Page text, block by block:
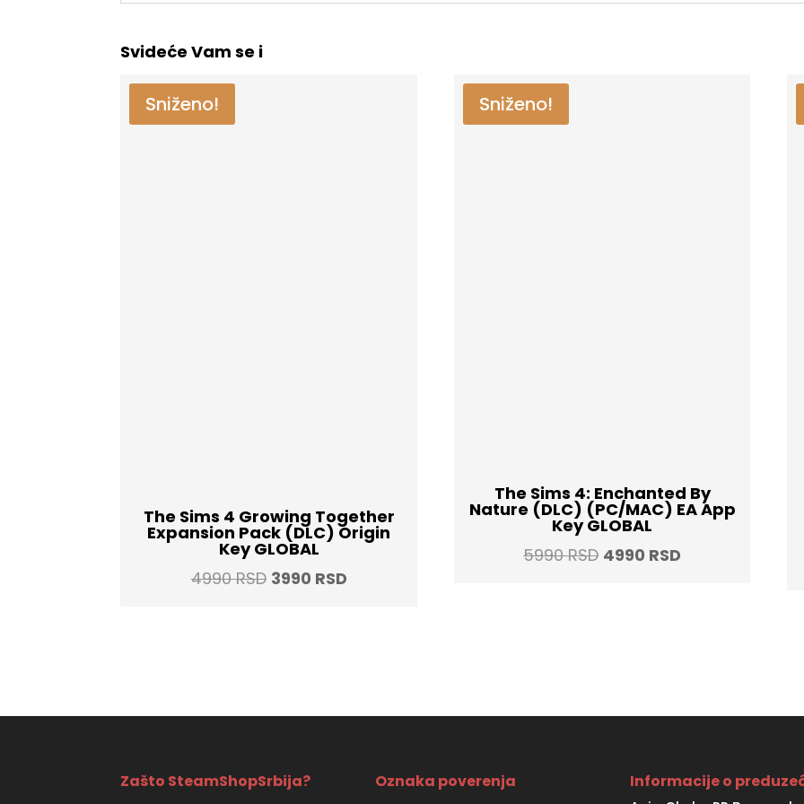
Svideće Vam se i
Sniženo!
The Sims 4 Growing Together
Expansion Pack (DLC) Origin
Key GLOBAL
4990RSD Original
3990 RSDCurrent
Sniženo!
The Sims 4: Enchanted By
Nature (DLC) (PC/MAC) EA App
Key GLOBAL
5990RSD Original
4990 RSD
Zašto SteamShopSrbija? Oznaka poverenja Informacije o